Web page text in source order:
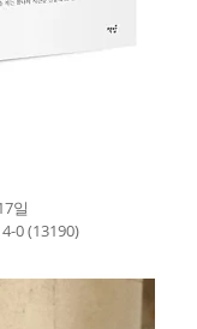
일
0(13190)